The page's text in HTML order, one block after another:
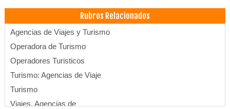
Rubros Relacionados
Agencias de Viajes y Turismo
Operadora de Turismo
Operadores Turisticos
Turismo: Agencias de Viaje
Turismo
Viajes, Agencias de